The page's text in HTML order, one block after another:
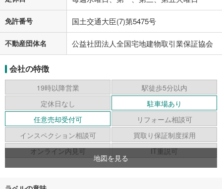
免許番号 国土交通大臣(7)第5475号
不動産団体名 公益社団法人全国宅地建物取引業保証協会
会社の特徴
19時以降営業
駅徒歩5分以内
定休日なし
駐車場あり
任意売却受付可
リフォーム相談可
インスペクション相談可
買取り保証制度採用
オンライン内見可
IT重説可
地図を見る